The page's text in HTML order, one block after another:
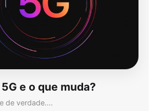
e o que muda?
de verdade....